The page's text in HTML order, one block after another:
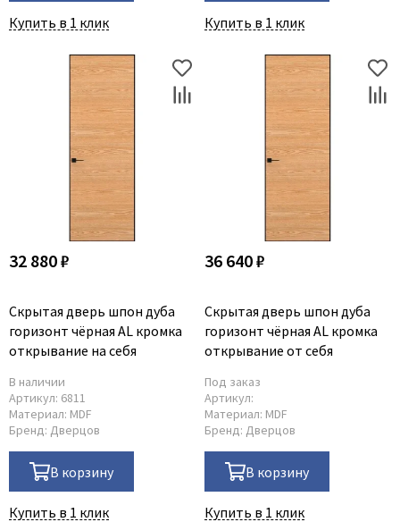
Купить в 1 клик Купить в 1 клик
32 880 ₽
Скрытая дверь шпон дуба
горизонт чёрная AL кромка
открывание на себя
В наличии
Артикул: 6811
Материал: MDF
Бренд: Дверцов
В корзину
Купить в 1 клик
36 640 ₽
Скрытая дверь шпон дуба
горизонт чёрная AL кромка
открывание от себя
Под заказ
Артикул:
Материал: MDF
Бренд: Дверцов
В корзину
Купить в 1 клик